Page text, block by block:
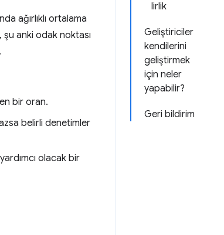
lirlik
Geliştiriciler
kendilerini
geliştirmek
için neler
yapabilir?
Geri bildirim
ağırlıklı ortalama
anki odak noktası
bir oran.
belirli denetimler
olacak bir